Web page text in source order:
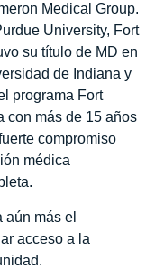
Medical Group.
University, Fort
su título de MD en
de Indiana y
programa Fort
con más de 15 años
compromiso
médica
aún más el
acceso a la